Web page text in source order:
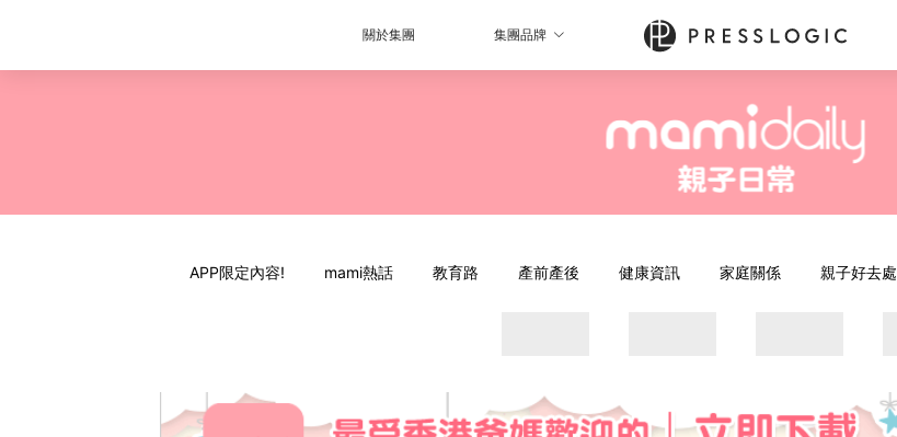
關於集團 集團品牌
APP限定內容! mami熱話 教育路 產前產後 健康資訊 家庭關係 親子好去處